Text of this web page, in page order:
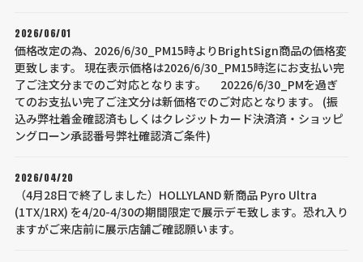
2026/06/01
価格改定の為、2026/6/30_PM15時よりBrightSign商品の価格変
更致します。 現在表示価格は2026/6/30_PM15時迄にお支払い完
了ご注文分までのご対応となります。 20226/6/30_PMを過ぎ
てのお支払い完了ご注文分は新価格でのご対応となります。 (振
込み弊社着金確認済もしくはクレジットカード決済済・ショッピ
ングローン承認番号弊社確認済ご条件)
2026/04/20
（4月28日で終了しました）HOLLYLAND 新商品 Pyro Ultra
(1TX/1RX) を4/20-4/30の期間限定で展示デモ致します。恐れ入り
ますがご来店前に展示店舗ご確認願います。